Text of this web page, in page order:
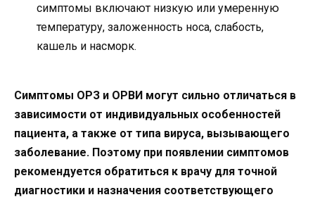
симптомы включают низкую или умеренную
температуру, заложенность носа, слабость,
кашель и насморк.
Симптомы ОРЗ и ОРВИ могут сильно отличаться в
зависимости от индивидуальных особенностей
пациента, а также от типа вируса, вызывающего
заболевание. Поэтому при появлении симптомов
рекомендуется обратиться к врачу для точной
диагностики и назначения соответствующего